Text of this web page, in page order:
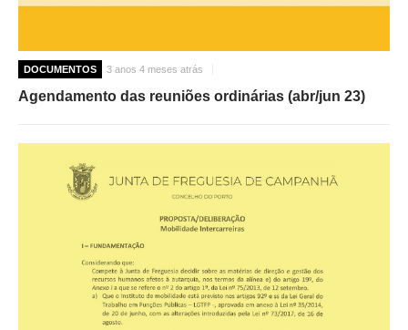
DOCUMENTOS 3 anos 4 meses atrás
Agendamento das reuniões ordinárias (abr/jun 23)